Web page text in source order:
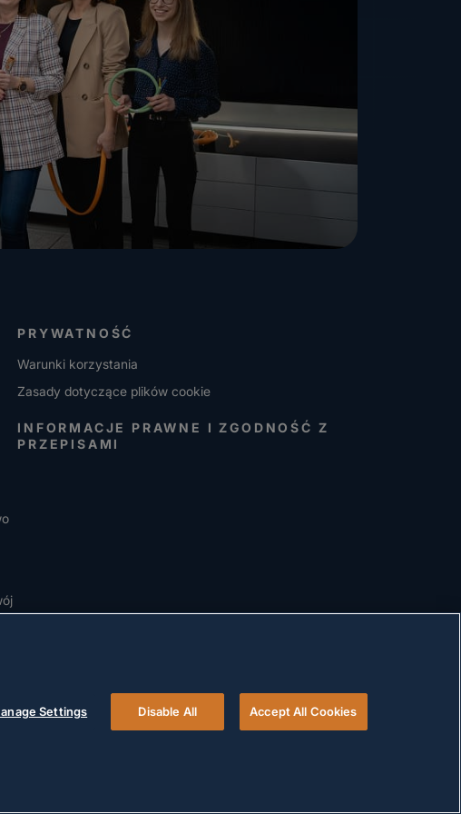
PRYWATNOŚĆ
Warunki korzystania
Zasady dotyczące plików cookie
INFORMACJE PRAWNE I ZGODNOŚĆ Z
PRZEPISAMI
© 2026 Versigent. All rights reserved
Settings Disable All Accept All Cookies